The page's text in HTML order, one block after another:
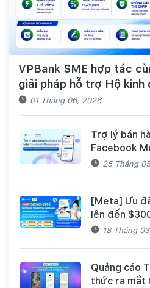
VPBank SME hợp tác
giải pháp hỗ trợ Hộ kinh
nghiệp tiếp cận nguồn
hóa đơn điện tử hiệu
01 Tháng 06, 2026
Trợ lý bán
Facebook
có mặt trên
25 Tháng
[Meta] Ưu
lên đến
Facebook
18 Tháng
Quảng cáo
thức ra mắt